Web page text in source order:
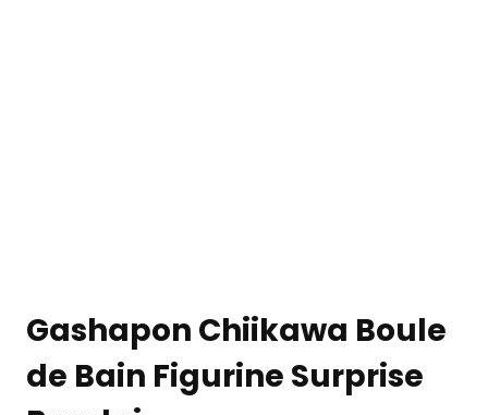
Gashapon Chiikawa Boule
de Bain Figurine Surprise